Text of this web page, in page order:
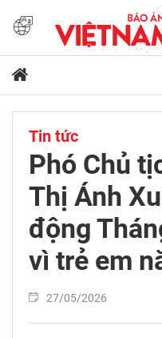
Tin tức
Phó Chủ
Thị Ánh
động
vì trẻ em
27/05/2026